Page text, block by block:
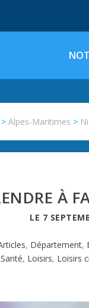
>Alpes-Maritimes >
À
LE 7
, Département,
, Loisirs, Loisirs